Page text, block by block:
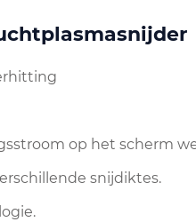
op het scherm
snijdiktes.